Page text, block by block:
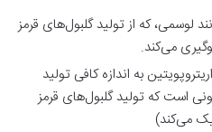
لوسمی، که از تولید گلبول‌های قرمز
می‌کند.
به اندازه کافی تولید
است که تولید گلبول‌های قرمز
می‌کند)